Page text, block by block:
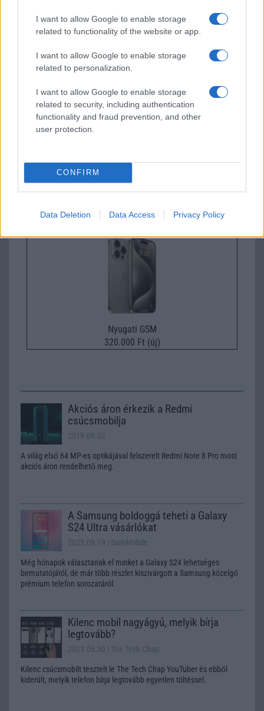
I want to allow Google to enable storage
related to functionality of the website or app.
I want to allow Google to enable storage
related to personalization.
I want to allow Google to enable storage
related to security, including authentication
functionality and fraud prevention, and other
user protection.
CONFIRM
Data Deletion Data Access Privacy Policy
Euro Gsm
247.000 Ft (új)
Samsung Galaxy S26
245.000 Ft (új)
Apple iPhone 15 Pro Max
Nyugati GSM
320.000 Ft (új)
Akciós áron érkezik a Redmi
csúcsmobilja
2019.09.02
A világ első 64 MP-es optikájával felszerelt Redmi Note 8 Pro most
akciós áron rendelhető meg.
A Samsung boldoggá teheti a Galaxy
S24 Ultra vásárlókat
2023.09.19 | SamMobile
Még hónapok választanak el minket a Galaxy S24 lehetséges
bemutatójától, de már több részlet kiszivárgott a Samsung közelgő
prémium telefon sorozatáról.
Kilenc mobil nagyágyú, melyik bírja
legtovább?
2023.05.30 | The Tech Chap
Kilenc csúcsmobilt tesztelt le The Tech Chap YouTuber és ebből
kiderült, melyik telefon bírja legtovább egyetlen töltéssel.